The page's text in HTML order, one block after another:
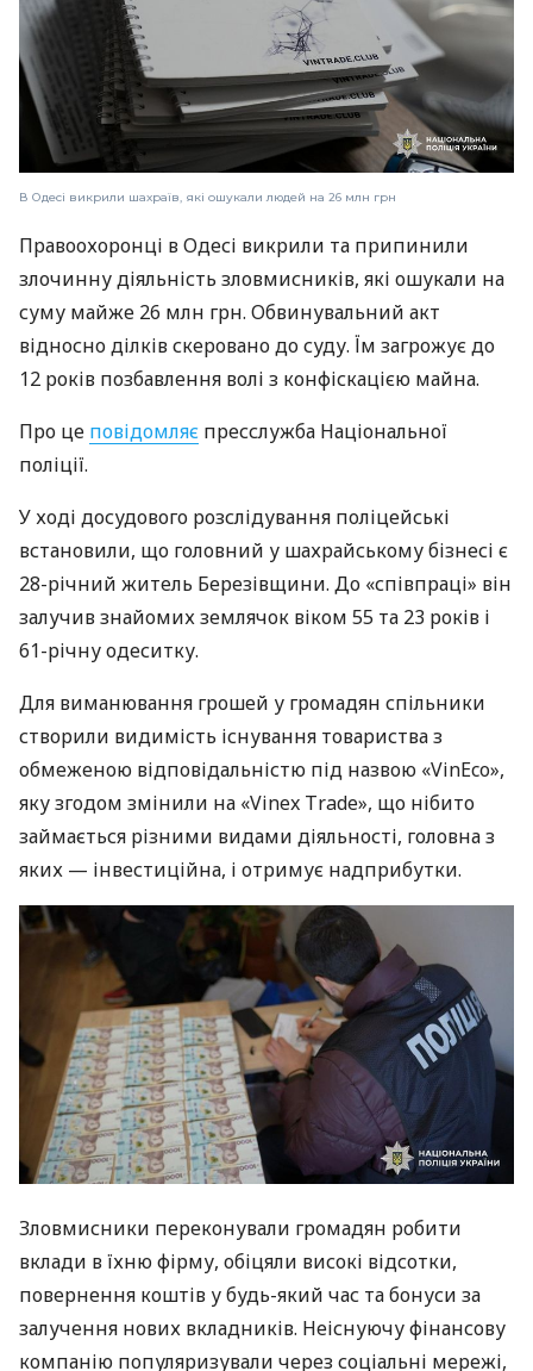
В Одесі викрили шахраїв, які ошукали людей на 26 млн грн
Правоохоронці в Одесі викрили та припинили
злочинну діяльність зловмисників, які ошукали на
суму майже 26 млн грн. Обвинувальний акт
відносно ділків скеровано до суду. Їм загрожує до
12 років позбавлення волі з конфіскацією майна.
Про це повідомляє пресслужба Національної
поліції.
У ході досудового розслідування поліцейські
встановили, що головний у шахрайському бізнесі є
28-річний житель Березівщини. До «співпраці» він
залучив знайомих землячок віком 55 та 23 років і
61-річну одеситку.
Для виманювання грошей у громадян спільники
створили видимість існування товариства з
обмеженою відповідальністю під назвою «VinEco»,
яку згодом змінили на «Vinex Тrade», що нібито
займається різними видами діяльності, головна з
яких — інвестиційна, і отримує надприбутки.
Зловмисники переконували громадян робити
вклади в їхню фірму, обіцяли високі відсотки,
повернення коштів у будь-який час та бонуси за
залучення нових вкладників. Неіснуючу фінансову
компанію популяризували через соціальні мережі,